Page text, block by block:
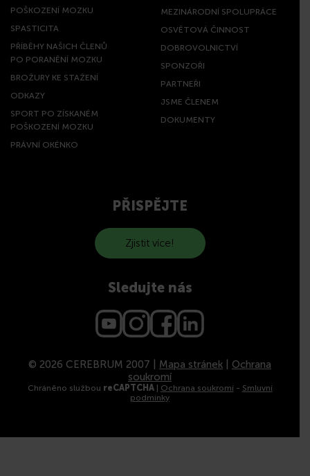
POŠKOZENÍ MOZKU
SPASTICITA
PŘÍBĚHY NAŠICH ČLENŮ
PO PORANĚNÍ MOZKU
BROŽURY KE STAŽENÍ
ODKAZY
SPORT PO ZÍSKANÉM
POŠKOZENÍ MOZKU
PRÁVNÍ OKÉNKO
MEZINÁRODNÍ SPOLUPRÁCE
OSVĚTOVÁ ČINNOST
DOBROVOLNICTVÍ
SPONZOŘI
PARTNEŘI
JSME ČLENEM
DOKUMENTY
PŘISPĚJTE
Zjistit více!
Sledujte nás
© 2026 CEREBRUM 2007 | Mapa stránek
Ochrana
soukromí
Chráněno službou reCAPTCHA| Ochrana soukromí - Smluvní
podmínky